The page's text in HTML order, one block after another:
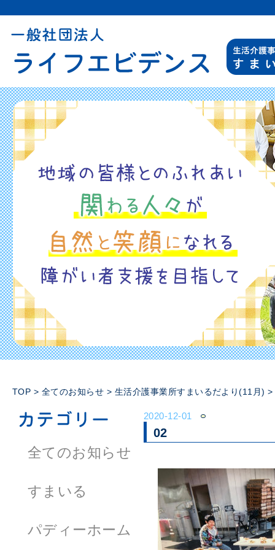
TOP > 全てのお知らせ > 生活介護事業所すまいるだより(11月)
全てのお知らせ
すまいる
パディーホーム
2020-12-01
02